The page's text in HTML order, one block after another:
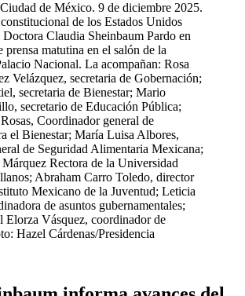
de México. 9 de diciembre 2025.
de los Estados Unidos
Claudia Sheinbaum Pardo en
prensa matutina en el salón de la
Nacional. La acompañan: Rosa
Velázquez, secretaria de Gobernación;
secretaria de Bienestar; Mario
secretario de Educación Pública;
Coordinador general de
el Bienestar; María Luisa Albores,
de Seguridad Alimentaria Mexicana;
Rectora de la Universidad
Abraham Carro Toledo, director
Mexicano de la Juventud; Leticia
de asuntos gubernamentales;
Elorza Vásquez, coordinador de
Hazel Cárdenas/Presidencia